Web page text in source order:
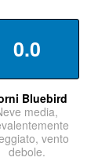
0.0
Bluebird
media,
vento
debole.